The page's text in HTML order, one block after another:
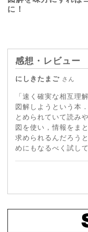
に！
感想・レビュー
にしきたまご さん
「速く確実な相互理
図解しようという本
とめられていて読み
図を使い，情報をま
求められるんだろう
めにもなるべく試し